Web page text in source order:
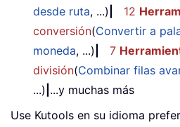
desde ruta, ...) 12
conversión(Convertir a
moneda, ...) 7
división(Combinar filas
...) ...y muchas más
Use Kutools en su idioma